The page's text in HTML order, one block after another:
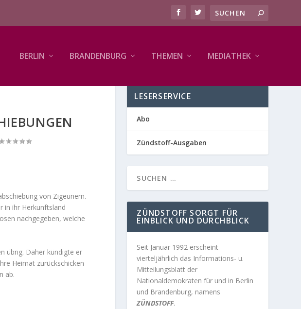
BERLIN BRANDENBURG THEMEN MEDIATHEK
von Zigeunern.
in ihr Herkunftsland
nachgegeben, welche
übrig. Daher kündigte er
Heimat zurückschicken
ab.
LESERSERVICE
Abo
Zündstoff-Ausgaben
ZÜNDSTOFF SORGT FÜR
EINBLICK UND DURCHBLICK
Seit Januar 1992 erscheint
vierteljährlich das Informations- u.
Mitteilungsblatt der
Nationaldemokraten für und in Berlin
und Brandenburg, namens
ZÜNDSTOFF.